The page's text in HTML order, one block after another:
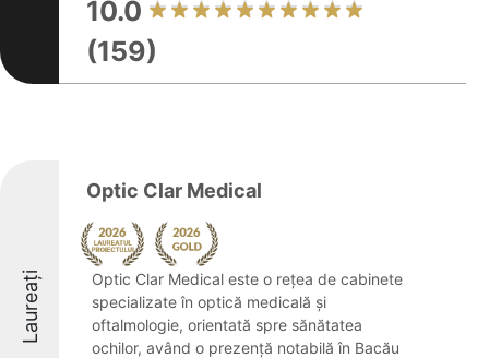
10.0
(159)
Laureați
Optic Clar Medical
Optic Clar Medical este o rețea de cabinete
specializate în optică medicală și
oftalmologie, orientată spre sănătatea
ochilor, având o prezență notabilă în Bacău